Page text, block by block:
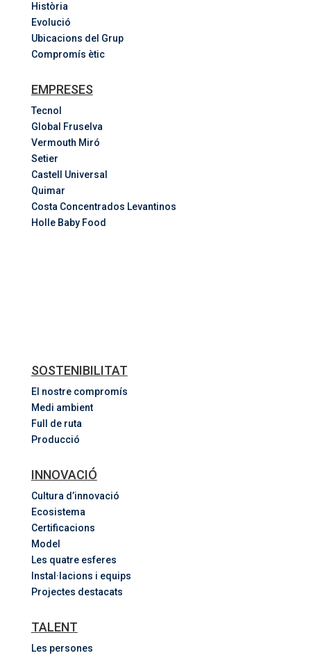
Història
Evolució
Ubicacions del Grup
Compromís ètic
EMPRESES
Tecnol
Global Fruselva
Vermouth Miró
Setier
Castell Universal
Quimar
Costa Concentrados Levantinos
Holle Baby Food
SOSTENIBILITAT
El nostre compromís
Medi ambient
Full de ruta
Producció
INNOVACIÓ
Cultura d’innovació
Ecosistema
Certificacions
Model
Les quatre esferes
Instal·lacions i equips
Projectes destacats
TALENT
Les persones